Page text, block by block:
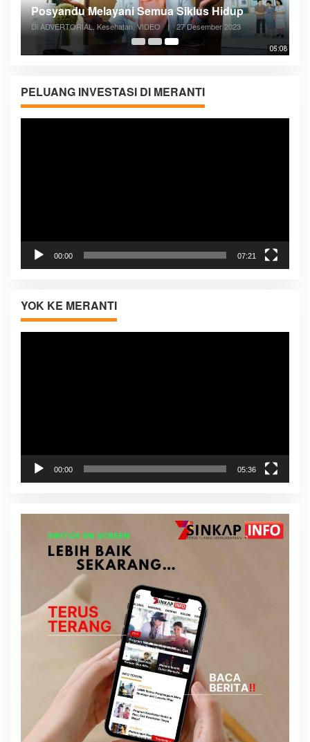
05:08
Posyandu Melayani Semua Siklus Hidup
Di ADVERTORIAL, Kesehatan, VIDEO | 27 Desember 2023
PELUANG INVESTASI DI MERANTI
Pemutar
00:00 07:21
YOK KE MERANTI
00:00 05:36